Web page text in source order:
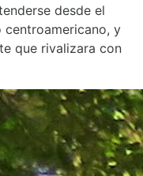
desde el
y
que rivalizara con